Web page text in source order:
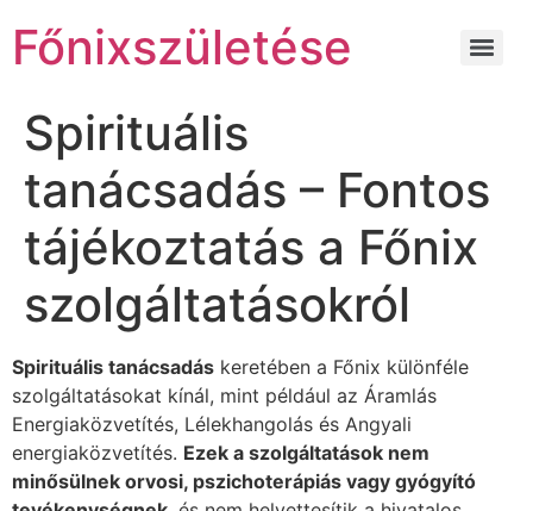
Főnixszületése
Spirituális
tanácsadás – Fontos
tájékoztatás a Főnix
szolgáltatásokról
Spirituális tanácsadás keretében a Főnix különféle
szolgáltatásokat kínál, mint például az Áramlás
Energiaközvetítés, Lélekhangolás és Angyali
energiaközvetítés. Ezek a szolgáltatások nem
minősülnek orvosi, pszichoterápiás vagy gyógyító